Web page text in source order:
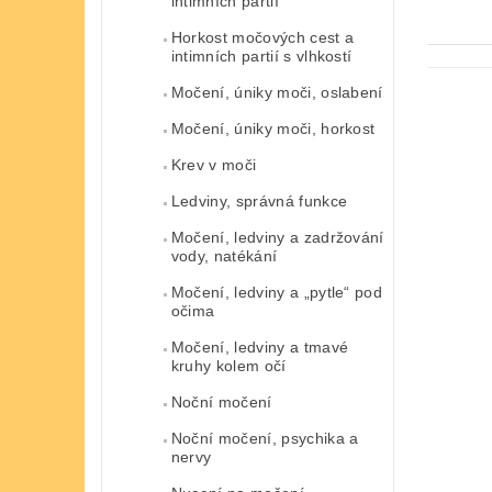
Horkost močových cest a
intimních partií s vlhkostí
Močení, úniky moči, oslabení
Močení, úniky moči, horkost
Krev v moči
Ledviny, správná funkce
Močení, ledviny a zadržování
vody, natékání
Močení, ledviny a „pytle“ pod
očima
Močení, ledviny a tmavé
kruhy kolem očí
Noční močení
Noční močení, psychika a
nervy